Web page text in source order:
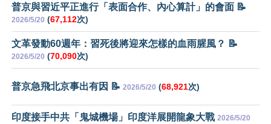
普京與習近平正進行「表面合作、內心算計」的會面 📝
2026/5/20 (67,112次)
文革發動60週年：習死後將迎來怎樣的血雨腥風？ 📝
2026/5/20 (70,090次)
普京急飛北京事出有因 📝 2026/5/20 (68,921次)
印度接手中共「鬼城機場」印度洋展開龍象大戰 2026/5/20